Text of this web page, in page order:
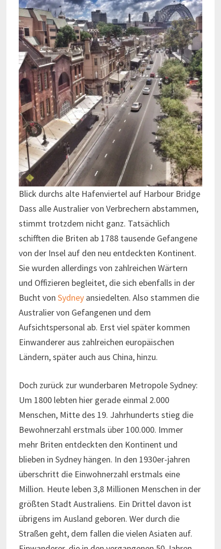
Blick durchs alte Hafenviertel auf Harbour Bridge
Dass alle Australier von Verbrechern abstammen,
stimmt trotzdem nicht ganz. Tatsächlich
schifften die Briten ab 1788 tausende Gefangene
von der Insel auf den neu entdeckten Kontinent.
Sie wurden allerdings von zahlreichen Wärtern
und Offizieren begleitet, die sich ebenfalls in der
Bucht von Sydneyansiedelten. Also stammen die
Australier von Gefangenen und dem
Aufsichtspersonal ab. Erst viel später kommen
Einwanderer aus zahlreichen europäischen
Ländern, später auch aus China, hinzu.
Doch zurück zur wunderbaren Metropole Sydney:
Um 1800 lebten hier gerade einmal 2.000
Menschen, Mitte des 19. Jahrhunderts stieg die
Bewohnerzahl erstmals über 100.000. Immer
mehr Briten entdeckten den Kontinent und
blieben in Sydney hängen. In den 1930er-jahren
überschritt die Einwohnerzahl erstmals eine
Million. Heute leben 3,8 Millionen Menschen in der
größten Stadt Australiens. Ein Drittel davon ist
übrigens im Ausland geboren. Wer durch die
Straßen geht, dem fallen die vielen Asiaten auf.